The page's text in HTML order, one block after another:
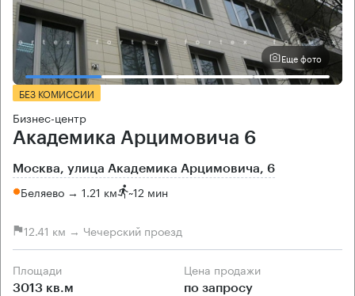
Еще фото
БЕЗ КОМИССИИ
Бизнес-центр
Академика Арцимовича 6
Москва, улица Академика Арцимовича, 6
Беляево → 1.21 км ~12 мин
12.41 км → Чечерский проезд
Площади
3013 кв.м
Цена продажи
по запросу